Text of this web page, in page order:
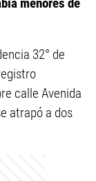
32° de
calle Avenida
atrapó a dos